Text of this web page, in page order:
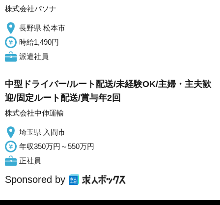
株式会社パソナ
長野県 松本市
時給1,490円
派遣社員
中型ドライバー/ルート配送/未経験OK/主婦・主夫歓
迎/固定ルート配送/賞与年2回
株式会社中伸運輸
埼玉県 入間市
年収350万円～550万円
正社員
Sponsored by